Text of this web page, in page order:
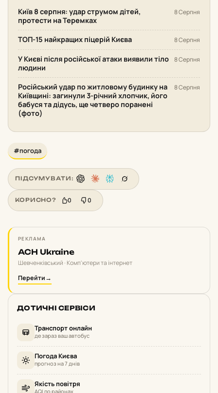
Київ 8 серпня: удар струмом дітей,
протести на Теремках
8 Серпня
ТОП-15 найкращих піцерій Києва 8 Серпня
У Києві після російської атаки виявили тіло
людини
8 Серпня
Російський удар по житловому будинку на
Київщині: загинули 3-річний хлопчик, його
бабуся та дідусь, ще четверо поранені
(фото)
8 Серпня
#погода
ПІДСУМУВАТИ:
КОРИСНО? 0 0
РЕКЛАМА
ACH Ukraine
Шевченківський · Комп'ютери та інтернет
Перейти→
ДОТИЧНІ СЕРВІСИ
Транспорт онлайн
де зараз ваш автобус
Погода Києва
прогноз на 7 днів
Якість повітря
AQI по районах